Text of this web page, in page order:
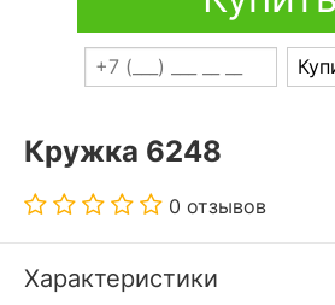
Кружка 6248
0 отзывов
Характеристики